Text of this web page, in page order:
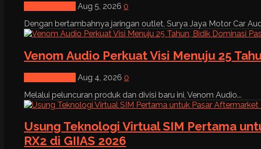
Aug 5, 2026 0
Dengan bertambahnya jaringan outlet, Surya Jaya Motor Car
Venom Audio Perkuat Visi Menuju 25
Aug 4, 2026 0
Melalui peluncuran produk dan divisi baru ini, Venom Audio...
Usung Teknologi Virtual SIM Pertama
RX2 di GIIAS 2026